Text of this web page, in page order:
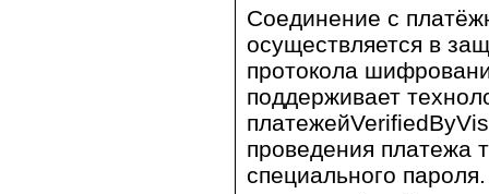
Соединение с
осуществляется в
протокола
поддерживает
проведения платежа
специального пароля.